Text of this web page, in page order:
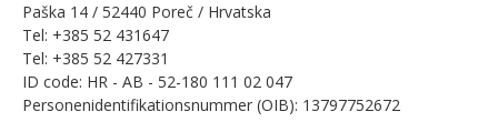
Paška 14 / 52440 Poreč / Hrvatska
Tel: +385 52 431647
Tel: +385 52 427331
ID code: HR - AB - 52-180 111 02 047
Personenidentifikationsnummer (OIB): 13797752672